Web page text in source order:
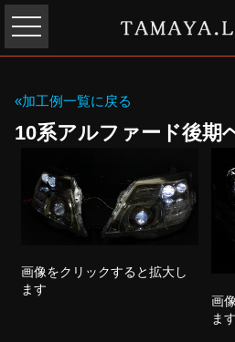
«加工例一覧に戻る
10系アルファード後期
画像をクリックすると拡大し
ます
画
ます